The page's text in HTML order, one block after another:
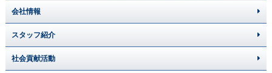
会社情報
スタッフ紹介
社会貢献活動